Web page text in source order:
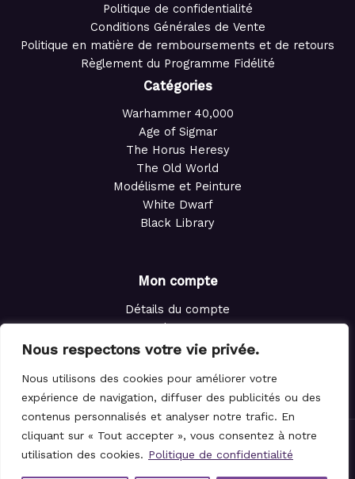
Nous respectons votre vie privée.
Nous utilisons des cookies pour améliorer votre
expérience de navigation, diffuser des publicités ou des
contenus personnalisés et analyser notre trafic. En
cliquant sur « Tout accepter », vous consentez à notre
utilisation des cookies. Politique de confidentialité
Politique de confidentialité
Conditions Générales de Vente
Politique en matière de remboursements et de retours
Règlement du Programme Fidélité
Catégories
Warhammer 40,000
Age of Sigmar
The Horus Heresy
The Old World
Modélisme et Peinture
White Dwarf
Black Library
Mon compte
Détails du compte
Adresses
Commandes
Panier
© 2021-2026 Le Magicien des Dés.